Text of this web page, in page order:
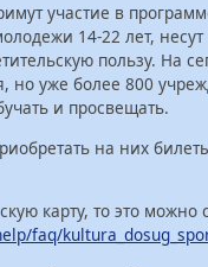
участие в
14-22 лет,
пользу. На
но уже более 800
и просвещать.
на них
карту, то это можно
faq/